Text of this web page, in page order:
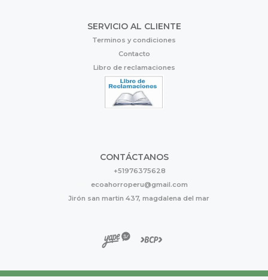
SERVICIO AL CLIENTE
Terminos y condiciones
Contacto
Libro de reclamaciones
CONTÁCTANOS
+51976375628
ecoahorroperu@gmail.com
Jirón san martin 437, magdalena del mar